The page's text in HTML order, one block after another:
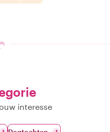
interesse